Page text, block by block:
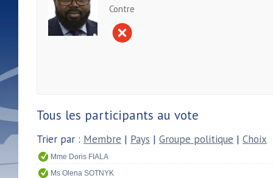
Contre
Tous les participants au vote
Trier par : Membre | Pays | Groupe politique | Choix
Mme Doris FIALA
Ms Olena SOTNYK